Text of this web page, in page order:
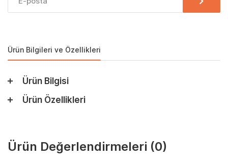
Ürün Bilgileri ve Özellikleri
Ürün Bilgisi
Ürün Özellikleri
Ürün Değerlendirmeleri (0)